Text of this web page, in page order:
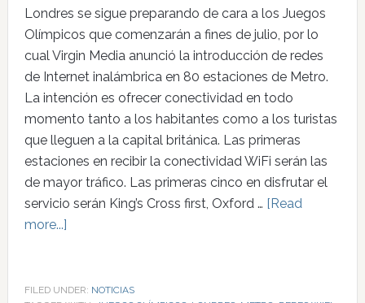
Londres se sigue preparando de cara a los Juegos
Olímpicos que comenzarán a fines de julio, por lo
cual Virgin Media anunció la introducción de redes
de Internet inalámbrica en 80 estaciones de Metro.
La intención es ofrecer conectividad en todo
momento tanto a los habitantes como a los turistas
que lleguen a la capital británica. Las primeras
estaciones en recibir la conectividad WiFi serán las
de mayor tráfico. Las primeras cinco en disfrutar el
servicio serán King’s Cross first, Oxford … [Read
more...]
FILED UNDER: NOTICIAS